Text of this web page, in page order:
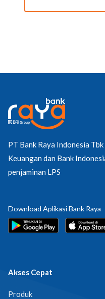
PT Bank Raya Indonesia
Keuangan dan Bank
penjaminan LPS
Download Aplikasi Bank Raya
Akses Cepat
Produk